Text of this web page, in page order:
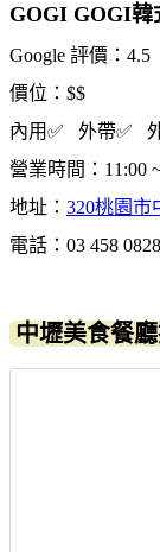
GOGI GOGI韓
Google 評價：4.5
價位：$$
內用✅ 外帶✅
營業時間：11:00
地址： 320桃園市
電話：03 458 0828
中壢美食餐